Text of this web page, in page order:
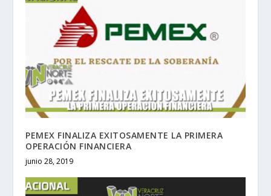
PEMEX FINALIZA EXITOSAMENTE LA PRIMERA
OPERACIÓN FINANCIERA
junio 28, 2019